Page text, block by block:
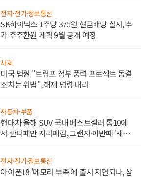
전자·전기·정보통신
SK하이닉스 1주당 375원 현금배당 실시, 추
가 주주환원 계획 9월 공개 예정
사회
미국 법원 "트럼프 정부 풍력 프로젝트 동결
조치는 위법", 해제 명령 내려
자동차·부품
현대차 올해 SUV 국내 베스트셀러 톱10에
서 싼타페만 자리매김, 그랜저·아반떼 '세단
전자·전기·정보통신
아이폰18 '메모리 부족'에 출시 지연되나, 삼